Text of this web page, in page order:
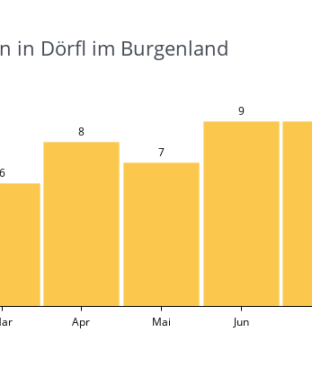
in Dörfl im Burgenland
6
8
7
9
Apr Mai Jun